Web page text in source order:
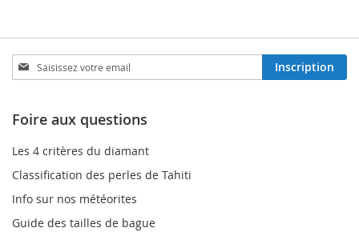
Inscription
à
d’information
Inscription
Foire aux questions
Les 4 critères du diamant
Classification des perles de Tahiti
Info sur nos météorites
Guide des tailles de bague